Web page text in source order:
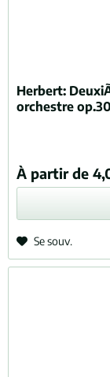
Herbert:
orchestre
À partir de
Se souv.